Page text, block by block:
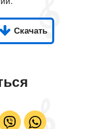
Скачать